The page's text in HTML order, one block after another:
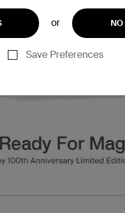
or NO
Save Preferences